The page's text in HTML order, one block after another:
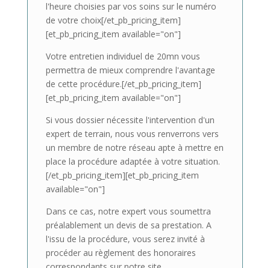
l'heure choisies par vos soins sur le numéro
de votre choix[/et_pb_pricing_item]
[et_pb_pricing_item available="on"]
Votre entretien individuel de 20mn vous
permettra de mieux comprendre l'avantage
de cette procédure.[/et_pb_pricing_item]
[et_pb_pricing_item available="on"]
Si vous dossier nécessite l'intervention d'un
expert de terrain, nous vous renverrons vers
un membre de notre réseau apte à mettre en
place la procédure adaptée à votre situation.
[/et_pb_pricing_item][et_pb_pricing_item
available="on"]
Dans ce cas, notre expert vous soumettra
préalablement un devis de sa prestation. A
l'issu de la procédure, vous serez invité à
procéder au règlement des honoraires